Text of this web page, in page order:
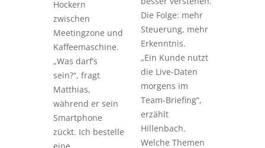
Hockern
zwischen
Meetingzone und
Kaffeemaschine.
„Was darf’s
sein?“, fragt
Matthias,
während er sein
Smartphone
zückt. Ich bestelle
Die Folge: mehr
Steuerung, mehr
Erkenntnis.
„Ein Kunde nutzt
die Live-Daten
morgens im
Team-Briefing“,
erzählt
Hillenbach.
Welche Themen